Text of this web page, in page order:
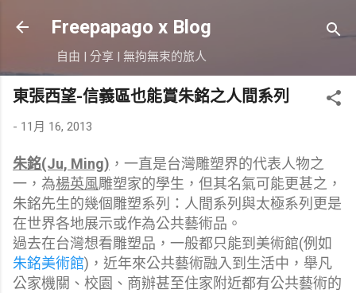
跳到主要內容
Freepapago x Blog
自由 | 分享 | 無拘無束的旅人
東張西望-信義區也能賞朱銘之人間系列
- 11月 16, 2013
朱銘(Ju, Ming) ，一直是台灣雕塑界的代表人物之
一，為楊英風雕塑家的學生，但其名氣可能更甚之，
朱銘先生的幾個雕塑系列：人間系列與太極系列更是
在世界各地展示或作為公共藝術品。
過去在台灣想看雕塑品，一般都只能到美術館(例如
朱銘美術館) ，近年來公共藝術融入到生活中，舉凡
公家機關、校園、商辦甚至住家附近都有公共藝術的